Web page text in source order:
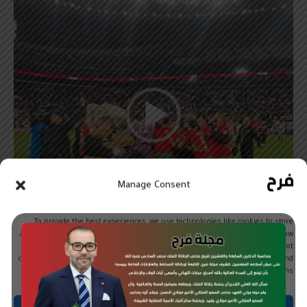
Manage Consent
To provide the best experiences, we use technologies like cookies to store
and/or access device information. Consenting to these technologies will allow
us to process data such as browsing behavior or unique IDs on this site. Not
consenting or withdrawing consent, may adversely affect certain features and
functions.
ف
ي
د
و